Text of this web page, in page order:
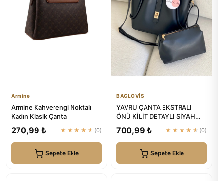
Armine
Armine Kahverengi Noktalı
Kadın Klasik Çanta
270,99 ₺ ★★★★★ (0)
Sepete Ekle
BAGLOVİS
YAVRU ÇANTA EKSTRALI
ÖNÜ KİLİT DETAYLI SİYAH
BAGLOVİS
700,99 ₺ ★★★★★ (0)
Sepete Ekle